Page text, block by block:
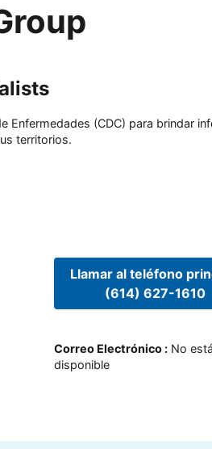
(CDC) para brindar
territorios.
Llamar al teléfono
(614) 627-1610
Correo Electrónico: No está
disponible